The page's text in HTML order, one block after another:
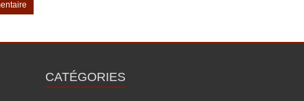
CATÉGORIES